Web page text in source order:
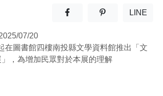
分享至facebook(另開新視窗)
分享至噗浪(另開
LINE
07/20
在圖書館四樓南投縣文學資料館推出「文
，為增加民眾對於本展的理解